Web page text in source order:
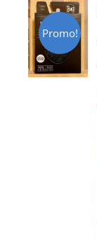
Promo!